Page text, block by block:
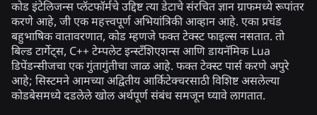
कोड इंटेलिजन्स प्लॅटफॉर्मचे उद्दिष्ट त्या डेटाचे संरचित ज्ञान ग्राफमध्ये रूपांतर
करणे आहे, जी एक महत्त्वपूर्ण अभियांत्रिकी आव्हान आहे. एका प्रचंड
बहुभाषिक वातावरणात, कोड म्हणजे फक्त टेक्स्ट फाइल्स नसतात. तो
बिल्ड टार्गेट्स, C++ टेम्पलेट इन्स्टँशिएशन्स आणि डायनॅमिक Lua
डिपेंडन्सीजचा एक गुंतागुंतीचा जाळ आहे. फक्त टेक्स्ट पार्स करणे अपुरे
आहे; सिस्टमने आमच्या अद्वितीय आर्किटेक्चरसाठी विशिष्ट असलेल्या
कोडबेसमध्ये दडलेले खोल अर्थपूर्ण संबंध समजून घ्यावे लागतात.